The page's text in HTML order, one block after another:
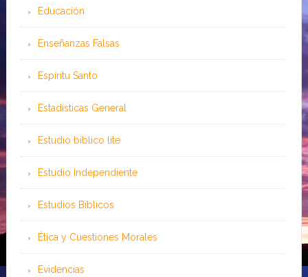
Educación
Enseñanzas Falsas
Espíritu Santo
Estadísticas General
Estudio bíblico lite
Estudio Independiente
Estudios Bíblicos
Ética y Cuestiones Morales
Evidencias